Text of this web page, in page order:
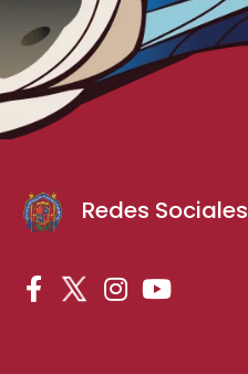
Redes Sociales